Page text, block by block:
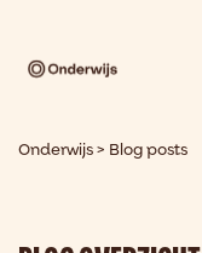
Onderwijs> Blog posts